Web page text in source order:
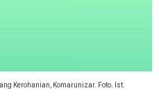
Kerohanian, Komarunizar. Foto. Ist.